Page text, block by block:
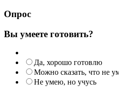
Опрос
Вы умеете готовить?
Да, хорошо готовлю
Можно сказать, что не
Не умею, но учусь